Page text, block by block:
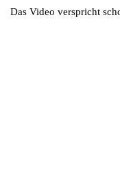
Das Video verspricht